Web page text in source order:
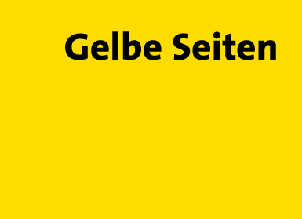
Gelbe Seiten